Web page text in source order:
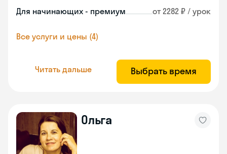
Для начинающих - премиум от 2282 ₽ / урок
Все услуги и цены (4)
Читать дальше Выбрать время
Ольга